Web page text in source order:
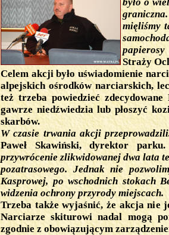
mięliśmy
papierosy
Straży
Celem akcji było uświadomienie
alpejskich ośrodków narciarskich,
też trzeba powiedzieć
gawrze niedźwiedzia lub płoszyć
skarbów.
W czasie trwania akcji
Paweł Skawiński, dyrektor
przywrócenie zlikwidowanej dwa lata
pozatrasowego. Jednak nie
Kasprowej, po wschodnich stokach
widzenia ochrony przyrody miejscach.
Trzeba także wyjaśnić, że akcja nie
Narciarze skiturowi nadal mogą
zgodnie z obowiązującym